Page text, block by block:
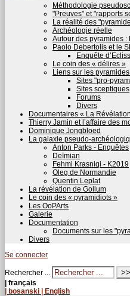
Méthodologie
"Preuves" et "rapports
La réalité des
Archéologie réelle
Autour des pyramides :
Paolo Debertolis et le
Enquête
Le coin des « délires »
Liens sur les
Sites "pro-
Sites sceptiques
Forums
Divers
Documentaires « La
Thierry Jamin et l’affaire des
Dominique Jongbloed
La galaxie pseudo-
Anton Parks - Enquêtes
Deïmian
Fehmi Krasniqi - K2019
Oleg de Normandie
Quentin Leplat
La révélation de Gollum
Le coin des « pyramidiots »
Les OoPArts
Galerie
Documentation
Documents sur les
Divers
Se connecter
Rechercher ...
| français
| bosanski | English